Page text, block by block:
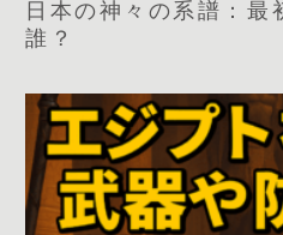
日本の神々の系譜：最
誰？